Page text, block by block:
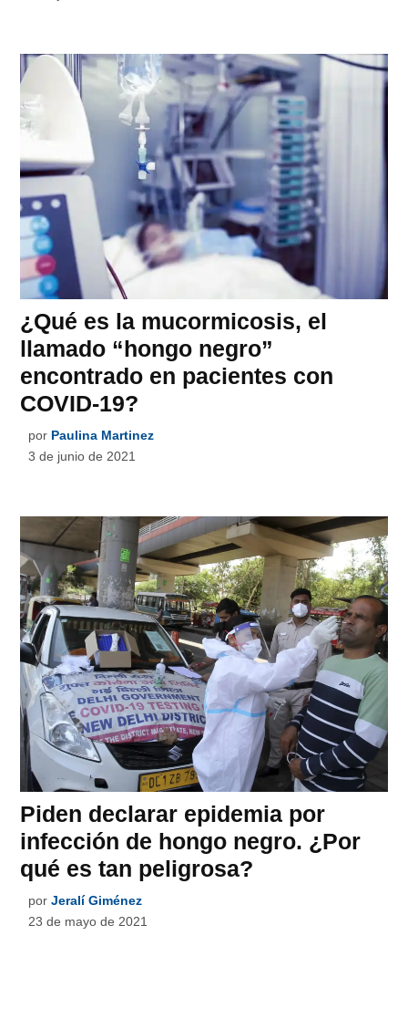
¿Qué es la mucormicosis, el
llamado “hongo negro”
encontrado en pacientes con
COVID-19?
por Paulina Martinez
3 de junio de 2021
Piden declarar epidemia por
infección de hongo negro. ¿Por
qué es tan peligrosa?
por Jeralí Giménez
23 de mayo de 2021